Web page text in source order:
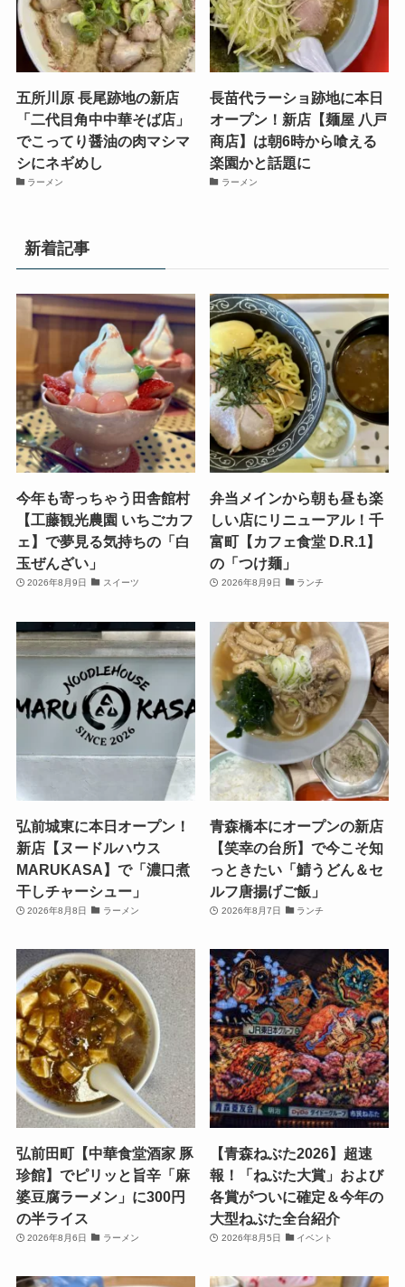
五所川原 長尾跡地の新店
「二代目角中中華そば店」
でこってり醤油の肉マシマ
シにネギめし
ラーメン
長苗代ラーショ跡地に本日
オープン！新店【麺屋 八戸
商店】は朝6時から喰える
楽園かと話題に
ラーメン
新着記事
今年も寄っちゃう田舎館村
【工藤観光農園 いちごカフ
ェ】で夢見る気持ちの「白
玉ぜんざい」
2026年8月9日 スイーツ
弁当メインから朝も昼も楽
しい店にリニューアル！千
富町【カフェ食堂 D.R.1】
の「つけ麺」
2026年8月9日 ランチ
弘前城東に本日オープン！
新店【ヌードルハウス
MARUKASA】で「濃口煮
干しチャーシュー」
2026年8月8日 ラーメン
青森橋本にオープンの新店
【笑幸の台所】で今こそ知
っときたい「鯖うどん＆セ
ルフ唐揚げご飯」
2026年8月7日 ランチ
弘前田町【中華食堂酒家 豚
珍館】でピリッと旨辛「麻
婆豆腐ラーメン」に300円
の半ライス
2026年8月6日 ラーメン
【青森ねぶた2026】超速
報！「ねぶた大賞」および
各賞がついに確定＆今年の
大型ねぶた全台紹介
2026年8月5日 イベント